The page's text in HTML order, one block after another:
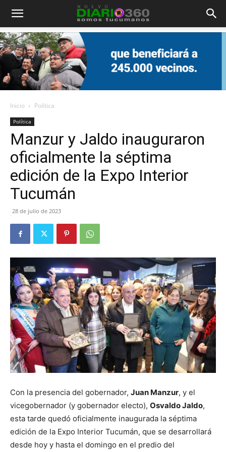
Diario
360
Inicio Política
Política
Manzur y Jaldo inauguraron
oficialmente la séptima
edición de la Expo Interior
Tucumán
28 de julio de 2023
Con la presencia del gobernador, Juan Manzur, y el
vicegobernador (y gobernador electo), OsvaldoJaldo,
esta tarde quedó oficialmente inaugurada la séptima
edición de la Expo Interior Tucumán, que se desarrollará
desde hoy y hasta el domingo en el predio del